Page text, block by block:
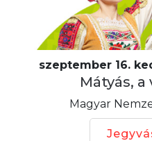
szeptember 16.
Mátyás, a
Magyar